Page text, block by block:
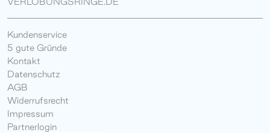
Kundenservice
5 gute Gründe
Kontakt
Datenschutz
AGB
Widerrufsrecht
Impressum
Partnerlogin